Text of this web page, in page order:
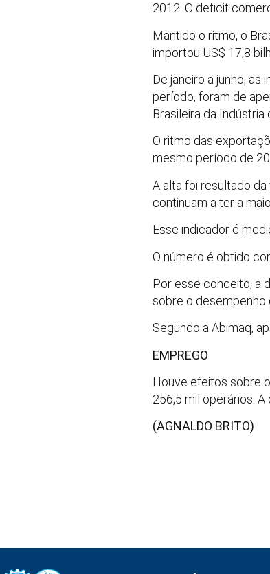
2012. O deficit
Mantido o ritmo, o
importou US$ 17,8
De janeiro a junho,
período, foram de
Brasileira da Indústria
O ritmo das
mesmo período de
A alta foi resultado
continuam a ter a
Esse indicador é
O número é obtido
Por esse conceito, a
sobre o desempenho
Segundo a Abimaq,
EMPREGO
Houve efeitos sobre
256,5 mil operários.
(AGNALDO BRITO)